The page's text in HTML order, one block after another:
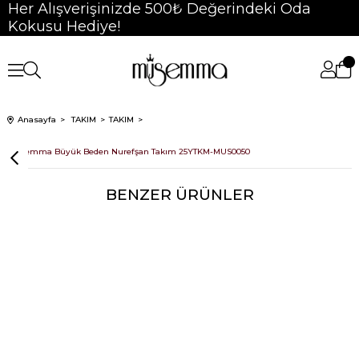
Her Alışverişinizde 500₺ Değerindeki Oda
Kokusu Hediye!
Anasayfa TAKIM TAKIM
Müsemma Büyük Beden Nurefşan Takım 25YTKM-MUS0050
BENZER ÜRÜNLER